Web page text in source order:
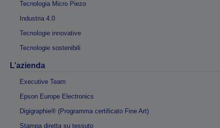
Tecnologia Micro Piezo
Industria 4.0
Tecnologie innovative
Tecnologie sostenibili
L’azienda
Executive Team
Epson Europe Electronics
Digigraphie® (Programma certificato Fine Art)
Stampa diretta su tessuto